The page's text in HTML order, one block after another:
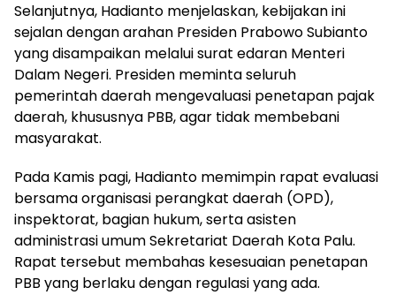
Selanjutnya, Hadianto menjelaskan, kebijakan ini
sejalan dengan arahan Presiden Prabowo Subianto
yang disampaikan melalui surat edaran Menteri
Dalam Negeri. Presiden meminta seluruh
pemerintah daerah mengevaluasi penetapan pajak
daerah, khususnya PBB, agar tidak membebani
masyarakat.
Pada Kamis pagi, Hadianto memimpin rapat evaluasi
bersama organisasi perangkat daerah (OPD),
inspektorat, bagian hukum, serta asisten
administrasi umum Sekretariat Daerah Kota Palu.
Rapat tersebut membahas kesesuaian penetapan
PBB yang berlaku dengan regulasi yang ada.